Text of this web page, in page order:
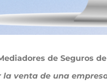
de Seguros
la venta de una